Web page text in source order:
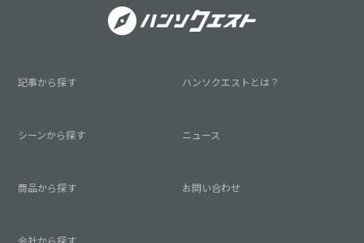
記事から探す
シーンから探す
商品から探す
ハンソクエストとは？
ニュース
お問い合わせ